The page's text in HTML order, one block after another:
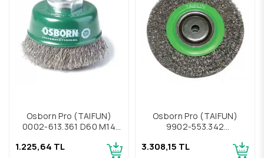
Osborn Pro (TAIFUN)
0002-613.361 D60 M14
1.225,64 TL
Osborn Pro (TAIFUN)
9902-553.342
Fırçalar
3.308,15 TL